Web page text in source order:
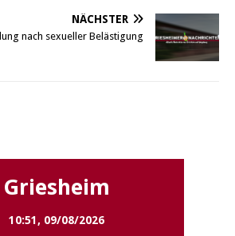
NÄCHSTER
nach sexueller Belästigung
Griesheim
10:51, 09/08/2026